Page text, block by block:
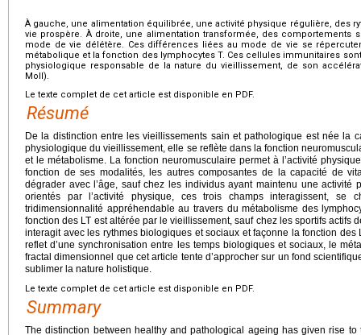
À gauche, une alimentation équilibrée, une activité physique régulière, des
vie prospère. À droite, une alimentation transformée, des comportements
mode de vie délétère. Ces différences liées au mode de vie se
métabolique et la fonction des lymphocytes T. Ces cellules immunitaires
physiologique responsable de la nature du vieillissement, de son
Moll).
Le texte complet de cet article est disponible en PDF.
Résumé
De la distinction entre les vieillissements sain et pathologique est née la
physiologique du vieillissement, elle se reflète dans la fonction
et le métabolisme. La fonction neuromusculaire permet à l’activité
fonction de ses modalités, les autres composantes de la capacité de
dégrader avec l’âge, sauf chez les individus ayant maintenu une activité
orientés par l’activité physique, ces trois champs interagissent, se
tridimensionnalité appréhendable au travers du métabolisme des
fonction des LT est altérée par le vieillissement, sauf chez les sportifs actifs
interagit avec les rythmes biologiques et sociaux et façonne la fonction des
reflet d’une synchronisation entre les temps biologiques et sociaux, le
fractal dimensionnel que cet article tente d’approcher sur un fond
sublimer la nature holistique.
Le texte complet de cet article est disponible en PDF.
Summary
The distinction between healthy and pathological ageing has given rise